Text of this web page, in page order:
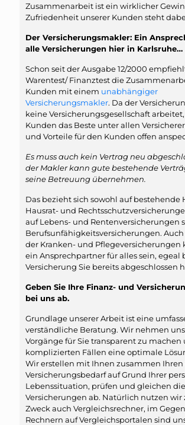
Zusammenarbeit ist ein wirklicher
Zufriedenheit unserer Kunden steht
Der Versicherungsmakler: Ein
alle Versicherungen hier in Karlsruhe…
Schon seit der Ausgabe 12/2000
Warentest/ Finanztest die
Kunden mit einem unabhängiger
Versicherungsmakler. Da der
keine Versicherungsgesellschaft
Kunden das Beste unter allen
und Vorteile für den Kunden offen
Es muss auch kein Vertrag neu
der Makler kann gute bestehende
seine Betreuung übernehmen.
Das bezieht sich sowohl auf bestehende
Hausrat- und
auf Lebens- und Rentenversicherungen
Berufsunfähigkeitsversicherungen.
der Kranken- und Pflegeversicherungen
ein Ansprechpartner für alles sein, egeal
Versicherung Sie bereits abgeschlossen
Geben Sie Ihre Finanz- und
bei uns ab.
Grundlage unserer Arbeit ist eine
verständliche Beratung. Wir nehmen
Vorgänge für Sie transparent zu machen
komplizierten Fällen eine optimale
Wir erstellen mit Ihnen zusammen
Versicherungsbedarf auf Grund Ihrer
Lebenssituation, prüfen und gleichen
Versicherungen ab. Natürlich nutzen wir
Zweck auch Vergleichsrechner, im
Rechnern auf Vergleichsportalen sind